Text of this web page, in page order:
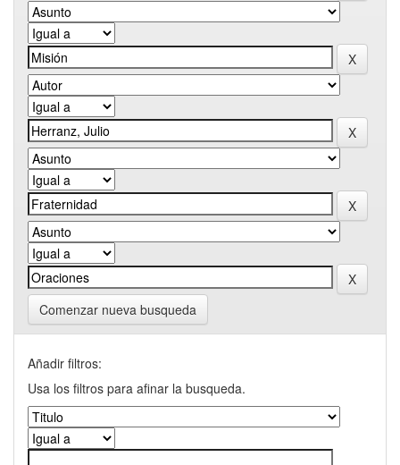
Comenzar nueva busqueda
Añadir filtros:
Usa los filtros para afinar la busqueda.